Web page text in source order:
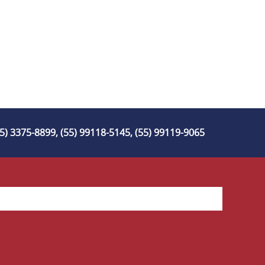
3375-8899, (55) 99118-5145, (55) 99119-9065